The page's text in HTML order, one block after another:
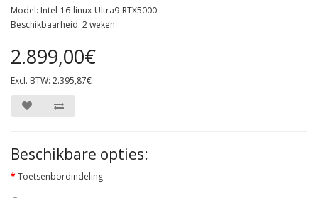
Model: Intel-16-linux-Ultra9-RTX5000
Beschikbaarheid: 2 weken
2.899,00€
Excl. BTW: 2.395,87€
Beschikbare opties:
Toetsenbordindeling